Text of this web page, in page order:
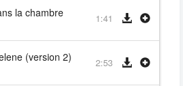
la chambre 1:41
(version 2) 2:53